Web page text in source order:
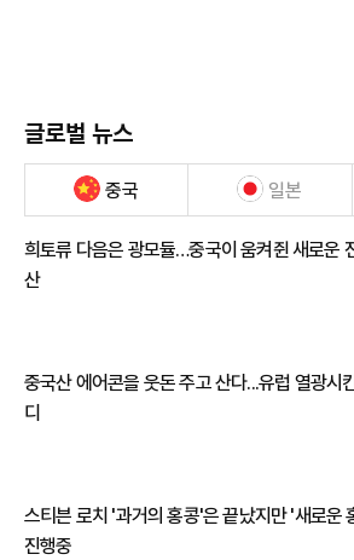
글로벌 뉴스
중국 일본
희토류 다음은 광모듈…중국이 움켜쥔 새로운
산
중국산 에어콘을 웃돈 주고 산다...유럽 열광시
디
스티븐 로치 '과거의 홍콩'은 끝났지만 '새로운
진행중